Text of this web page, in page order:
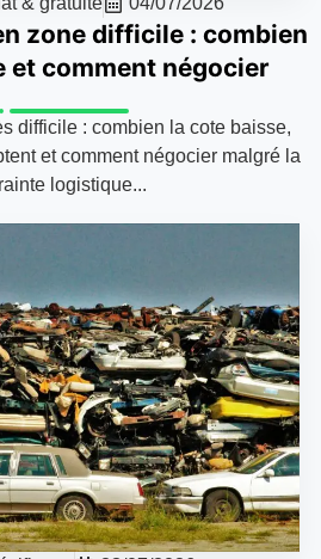
zone difficile : combien
et comment négocier
difficile : combien la cote baisse,
et comment négocier malgré la
logistique...